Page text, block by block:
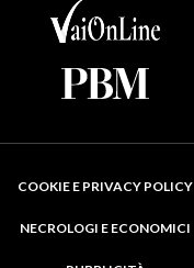
COOKIE E PRIVACY POLICY
NECROLOGI E ECONOMICI